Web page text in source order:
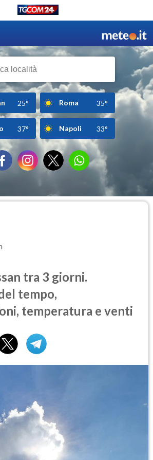
25° Roma 35°
37° Napoli 33°
tra 3 giorni.
tempo,
temperatura e venti